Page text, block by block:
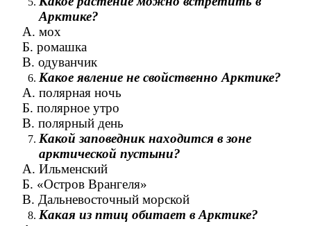
Арктике?
А. мох
Б. ромашка
В. одуванчик
Какое явление не свойственно Арктике?
А. полярная ночь
Б. полярное утро
В. полярный день
Какой заповедник находится в зоне
арктической пустыни?
А. Ильменский
Б. «Остров Врангеля»
В. Дальневосточный морской
Какая из птиц обитает в Арктике?